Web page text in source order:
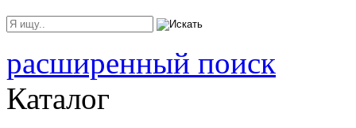
расширенный поиск
Каталог